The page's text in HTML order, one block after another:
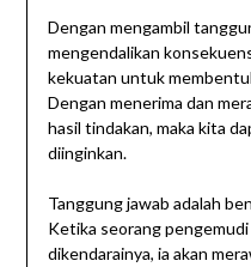
Dengan mengambil
mengendalikan
kekuatan untuk
Dengan menerima dan
hasil tindakan, maka kita
diinginkan.
Tanggung jawab adalah
Ketika seorang
dikendarainya, ia akan